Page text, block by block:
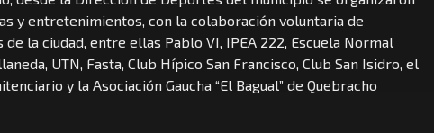
y entretenimientos, con la colaboración voluntaria de
de la ciudad, entre ellas Pablo VI, IPEA 222, Escuela Normal
UTN, Fasta, Club Hípico San Francisco, Club San Isidro, el
y la Asociación Gaucha “El Bagual” de Quebracho